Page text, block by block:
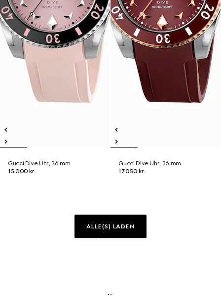
Gucci Dive Uhr, 36 mm
15.000 kr.
Gucci Dive Uhr, 36 mm
17.050 kr.
ALLE(S) LADEN